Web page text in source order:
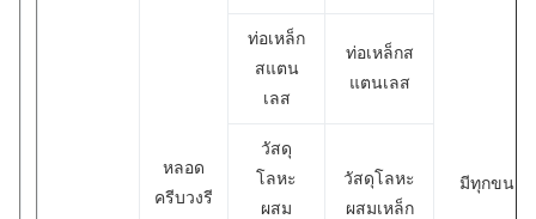
หลอด
ครีบวงรี
มีทุกขนาด
ท่อเหล็ก
สแตน
เลส
ท่อเหล็กส
แตนเลส
วัสดุ
โลหะ
ผสม
วัสดุโลหะ
ผสมเหล็ก